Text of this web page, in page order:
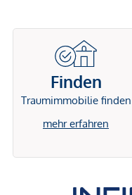
Finden
Traumimmobilie finden
mehr erfahren